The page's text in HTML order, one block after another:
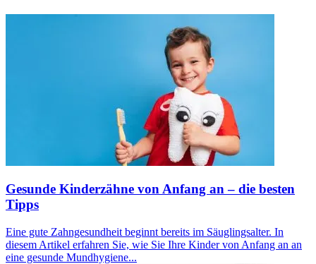
Gesunde Kinderzähne von Anfang an – die besten
Tipps
Eine gute Zahngesundheit beginnt bereits im Säuglingsalter. In
diesem Artikel erfahren Sie, wie Sie Ihre Kinder von Anfang an an
eine gesunde Mundhygiene...